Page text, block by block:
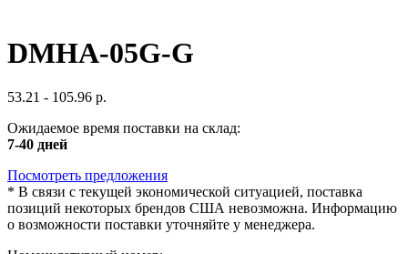
DMHA-05G-G
53.21 - 105.96 р.
Ожидаемое время поставки на склад:
7-40 дней
Посмотреть предложения
* В связи с текущей экономической ситуацией, поставка
позиций некоторых брендов США невозможна. Информацию
о возможности поставки уточняйте у менеджера.